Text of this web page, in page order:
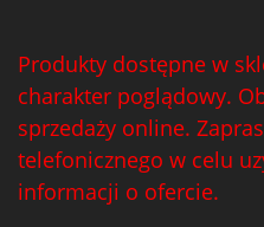
Produkty dostępne w
charakter poglądowy.
sprzedaży online.
telefonicznego w celu
informacji o ofercie.